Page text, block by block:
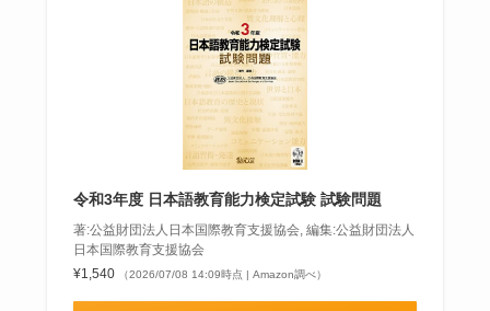
令和3年度 日本語教育能力検定試験 試験問題
著:公益財団法人日本国際教育支援協会, 編集:公益財団法人
日本国際教育支援協会
¥1,540
（2026/07/08 14:09時点 | Amazon調べ）